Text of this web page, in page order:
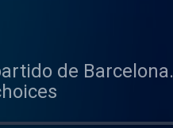
de Barcelona.